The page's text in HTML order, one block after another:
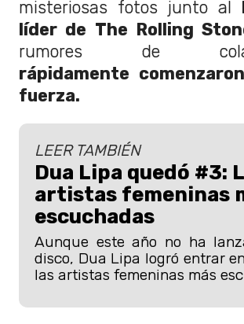
misteriosas fotos junto al
líder de The Rolling
rumores de
rápidamente
fuerza.
LEER TAMBIÉN
Dua Lipa quedó #3:
artistas femeninas
escuchadas
Aunque este año no ha
disco, Dua Lipa logró entrar
las artistas femeninas más